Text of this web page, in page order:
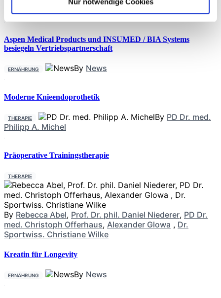
Aspen Medical Products und INSUMED / BIA Systems
besiegeln Vertriebspartnerschaft
ERNÄHRUNG By News
Moderne Knieendoprothetik
THERAPIE By PD Dr. med.
Philipp A. Michel
Präoperative Trainingstherapie
THERAPIE
By Rebecca Abel, Prof. Dr. phil. Daniel Niederer, PD Dr.
med. Christoph Offerhaus, Alexander Glowa , Dr.
Sportwiss. Christiane Wilke
Kreatin für Longevity
ERNÄHRUNG By News